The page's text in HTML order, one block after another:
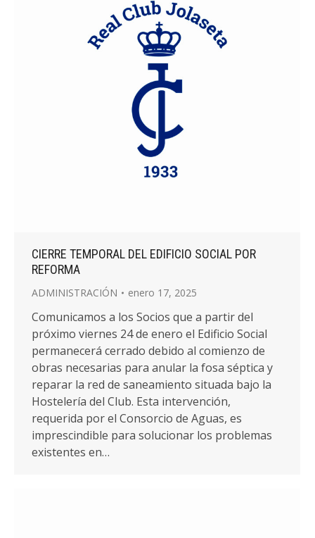
CIERRE TEMPORAL DEL EDIFICIO SOCIAL POR
REFORMA
ADMINISTRACIÓN enero 17, 2025
Comunicamos a los Socios que a partir del
próximo viernes 24 de enero el Edificio Social
permanecerá cerrado debido al comienzo de
obras necesarias para anular la fosa séptica y
reparar la red de saneamiento situada bajo la
Hostelería del Club. Esta intervención,
requerida por el Consorcio de Aguas, es
imprescindible para solucionar los problemas
existentes en…